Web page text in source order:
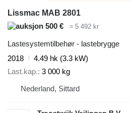
Lissmac MAB 2801
500 €
≈ 5 492 kr
Lastesystemtilbehør - lastebrygge
2018
4.49 hk (3.3 kW)
Last.kap. 3 000 kg
Nederland, Sittard